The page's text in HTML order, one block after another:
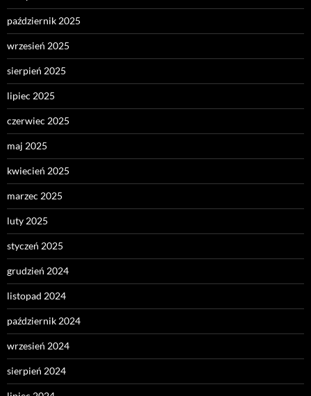
październik 2025
wrzesień 2025
sierpień 2025
lipiec 2025
czerwiec 2025
maj 2025
kwiecień 2025
marzec 2025
luty 2025
styczeń 2025
grudzień 2024
listopad 2024
październik 2024
wrzesień 2024
sierpień 2024